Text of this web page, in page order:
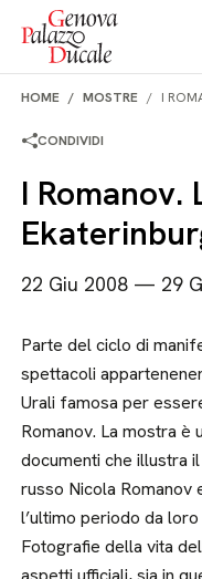
Salta al contenuto
HOME MOSTRE I
CONDIVIDI
I Romanov.
22 Giu 2008 — 29
Parte del ciclo di
spettacoli
Urali famosa per
Romanov. La mostra è
documenti che illustra
russo Nicola Romanov
l’ultimo periodo da
Fotografie della vita